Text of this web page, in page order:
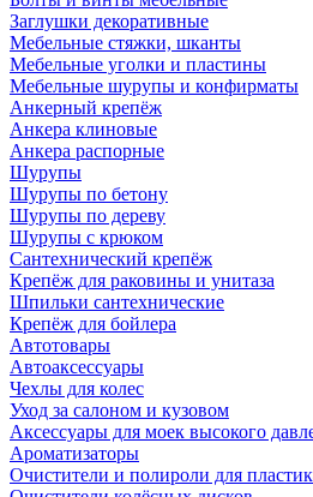
Заглушки декоративные
Мебельные стяжки, шканты
Мебельные уголки и пластины
Мебельные шурупы и конфирматы
Анкерный крепёж
Анкера клиновые
Анкера распорные
Шурупы
Шурупы по бетону
Шурупы по дереву
Шурупы с крюком
Сантехнический крепёж
Крепёж для раковины и унитаза
Шпильки сантехнические
Крепёж для бойлера
Автотовары
Автоаксессуары
Чехлы для колес
Уход за салоном и кузовом
Аксессуары для моек высокого
Ароматизаторы
Очистители и полироли для